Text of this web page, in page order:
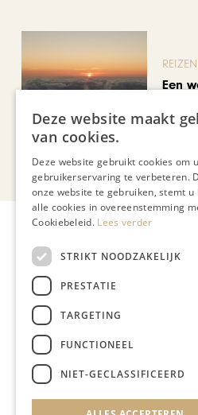
REIZEN
Een
Bekijk alle artikelen
Gerelateerd
Deze website maakt
van cookies.
Deze website gebruikt cookies om
gebruikerservaring te verbeteren.
onze website te gebruiken, stemt u
alle cookies in overeenstemming
Cookiebeleid. Lees verder
STRIKT NOODZAKELIJK
PRESTATIE
TARGETING
FUNCTIONEEL
NIET-GECLASSIFICEERD